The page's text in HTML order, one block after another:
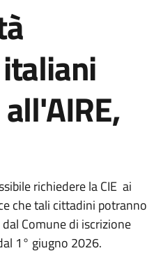
richiedere la CIE ai
che tali cittadini potranno
Comune di iscrizione
1° giugno 2026.